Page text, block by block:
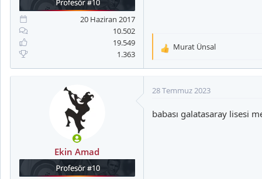
20 Haziran 2017
10.502
19.549
1.363
T
k
Murat Ünsal
Ekin Amad
28 Temmuz 2023
babası galatasaray lisesi